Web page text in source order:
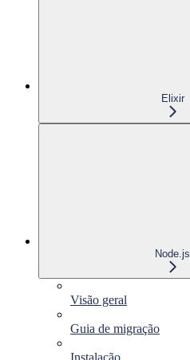
Elixir
Node.js
Visão geral
Guia de migração
Instalação